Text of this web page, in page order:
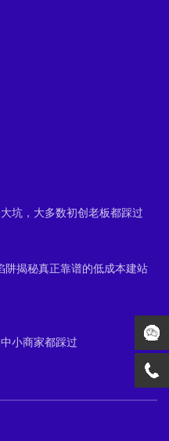
坑，大多数初创老板都踩过
阱揭秘真正靠谱的低成本建站
小商家都踩过